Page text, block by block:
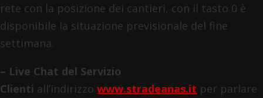
rete con la posizione dei cantieri, con il tasto 0 è
disponibile la situazione previsionale del fine
settimana.
– Live Chat del Servizio
Clienti all’indirizzo www.stradeanas.it per parlare